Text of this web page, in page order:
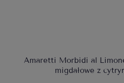
Amaretti Morbidi al
migdałowe z